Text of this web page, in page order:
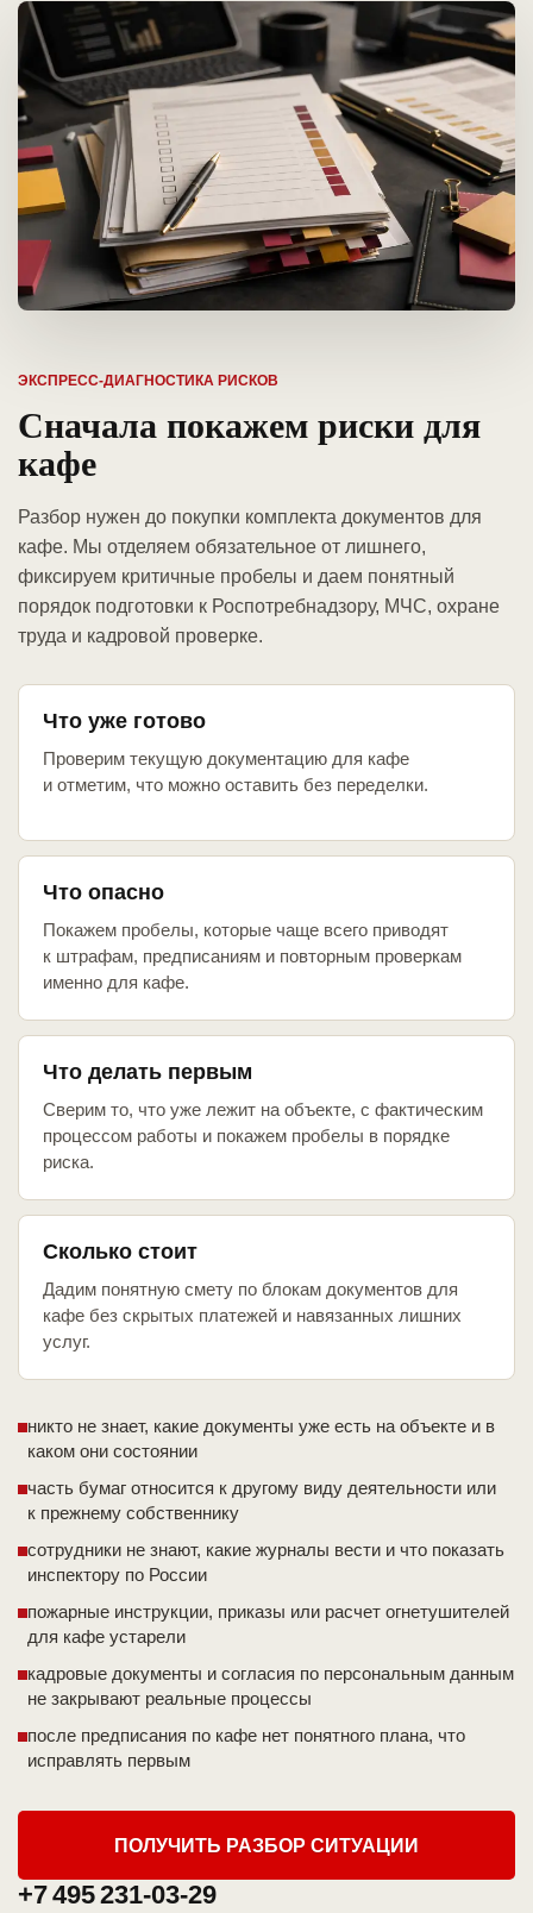
ЭКСПРЕСС-ДИАГНОСТИКА РИСКОВ
Сначала покажем риски для
кафе
Разбор нужен до покупки комплекта документов для
кафе. Мы отделяем обязательное от лишнего,
фиксируем критичные пробелы и даем понятный
порядок подготовки к Роспотребнадзору, МЧС, охране
труда и кадровой проверке.
Что уже готово
Проверим текущую документацию для кафе
и отметим, что можно оставить без переделки.
Что опасно
Покажем пробелы, которые чаще всего приводят
к штрафам, предписаниям и повторным проверкам
именно для кафе.
Что делать первым
Сверим то, что уже лежит на объекте, с фактическим
процессом работы и покажем пробелы в порядке
риска.
Сколько стоит
Дадим понятную смету по блокам документов для
кафе без скрытых платежей и навязанных лишних
услуг.
никто не знает, какие документы уже есть на объекте и в
каком они состоянии
часть бумаг относится к другому виду деятельности или
к прежнему собственнику
сотрудники не знают, какие журналы вести и что показать
инспектору по России
пожарные инструкции, приказы или расчет огнетушителей
для кафе устарели
кадровые документы и согласия по персональным данным
не закрывают реальные процессы
после предписания по кафе нет понятного плана, что
исправлять первым
ПОЛУЧИТЬ РАЗБОР СИТУАЦИИ
+7 495 231-03-29